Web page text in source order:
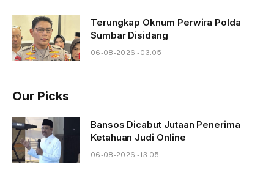
Terungkap Oknum Perwira Polda
Sumbar Disidang
06-08-2026 - 03.05
Our Picks
Bansos Dicabut Jutaan Penerima
Ketahuan Judi Online
06-08-2026 - 13.05